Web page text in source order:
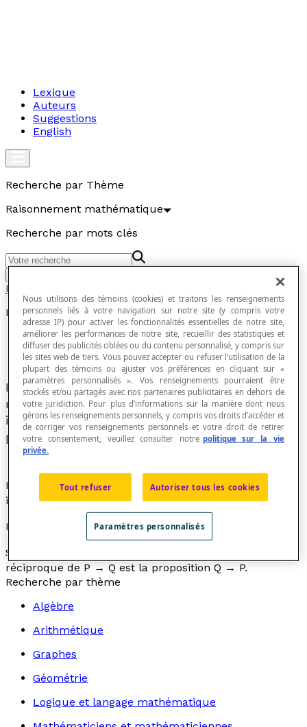
Lexique
Auteurs
Suggestions
English
Recherche par Thème
Raisonnement mathématique
Recherche par mots clés
Raisonnement mathématique
Proposition réciproque
En calcul propositionnel, une proposition
réciproque d'une implication logiqueest une
implication dans laquelle on a inversé la
prémisse et la conclusion.
La proposition réciproque de la réciproque d'une
implication est ainsi la proposition initiale.
Exemple
Si P et Q sont deux propositions, alors la proposition
réciproque de P → Q est la proposition Q → P.
Recherche par thème
Algèbre
Arithmétique
Graphes
Géométrie
Logique et langage mathématique
Nous utilisons des témoins (cookies) et traitons les renseignements
personnels liés à votre navigation sur notre site (y compris votre
adresse IP) pour activer les fonctionnalités essentielles de notre site,
améliorer les performances de notre site, recueillir des statistiques et
diffuser des publicités ciblées ou du contenu personnalisé, y compris sur
les sites web de tiers. Vous pouvez accepter ou refuser l’utilisation de la
plupart des témoins ou ajuster vos préférences en cliquant sur «
paramètres personnalisés ». Vos renseignements pourraient être
stockés et/ou partagés avec nos partenaires publicitaires en dehors de
votre juridiction. Pour plus d’informations sur la manière dont nous
gérons les renseignements personnels, y compris vos droits d’accéder et
de corriger vos renseignements personnels et votre droit de retirer
votre consentement, veuillez consulter notre politique sur la vie
privée.
Tout refuser Autoriser tous les cookies
Paramètres personnalisés